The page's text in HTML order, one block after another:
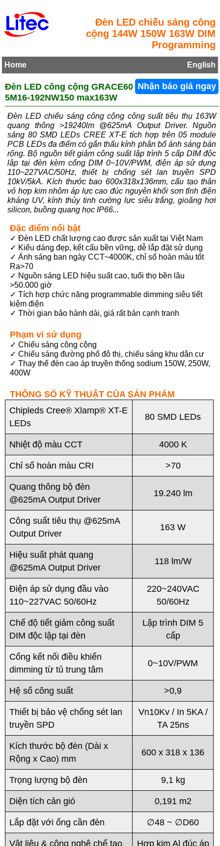
Đèn LED chiếu sáng công
cộng 144W 150W 163W DIM
Programming
Home English
Nhận báo giá ngay
Đèn LED công cộng GRACE60
5M16-192NW150 max163W
Đèn LED chiếu sáng công cộng công suất tiêu thụ 163W
quang thông >19240lm @625mA Output Driver. Nguồn
sáng 80 SMD LEDs CREE XT-E tích hợp trên 05 module
PCB LEDs đa điểm có gắn thấu kính phân bố ánh sáng bán
rộng. Bộ nguồn tiết giảm công suất lập trình 5 cấp DIM độc
lập tại đèn kèm cổng DIM 0~10V/PWM, điện áp sử dụng
110~227VAC/50Hz, thiết bị chống sét lan truyền SPD
10kV/5kA. Kích thước bao 600x318x136mm, cấu tạo thân
vỏ hợp kim nhôm áp lực cao đúc nguyên khối sơn tĩnh điện
kháng UV, kính thủy tinh cường lực siêu trắng, gioăng hơi
silicon, buồng quang học IP66...
Đặc điểm nổi bật
✓ Đèn LED chất lượng cao được sản xuất tại Việt Nam
✓ Kiểu dáng đẹp, kết cấu bền vững, dễ lắp đặt sử dụng
✓ Ánh sáng ban ngày CCT~4000K, chỉ số hoàn màu tốt
Ra>70
✓ Nguồn sáng LED hiệu suất cao, tuổi thọ bền lâu
>50.000 giờ
✓ Tích hợp chức năng programmable dimming siêu tiết
kiệm điện
✓ Thời gian bảo hành dài, giá rất bán cạnh tranh
Phạm vi sử dụng
✓ Chiếu sáng công cộng
✓ Chiếu sáng đường phố đô thị, chiếu sáng khu dân cư
✓ Thay thế đèn cao áp truyền thống sodium 150W, 250W,
400W
THÔNG SỐ KỸ THUẬT CỦA SẢN PHẨM
Chipleds Cree® Xlamp® XT-E
LEDs
80 SMD LEDs
Nhiệt độ màu CCT 4000 K
Chỉ số hoàn màu CRI >70
Quang thông bộ đèn
@625mA Output Driver
19.240 lm
Công suất tiêu thụ @625mA
Output Driver
163 W
Hiệu suất phát quang
@625mA Output Driver
118 lm/W
Điện áp sử dụng đầu vào
110~227VAC 50/60Hz
220~240VAC
50/60Hz
Chế độ tiết giảm công suất
DIM độc lập tại đèn
Lập trình DIM 5
cấp
Cổng kết nối điều khiển
dimming từ tủ trung tâm
0~10V/PWM
Hệ số công suất >0,9
Thiết bị bảo vệ chống sét lan
truyền SPD
Vn10Kv / In 5KA /
TA 25ns
Kích thước bộ đèn (Dài x
Rộng x Cao) mm
600 x 318 x 136
Trọng lượng bộ đèn 9,1 kg
Diện tích cản gió 0,191 m2
Lắp đặt với ống cần đèn ∅48 ~ ∅D60
Vật liệu & công nghệ chế tạo
Hợp kim Al đúc áp